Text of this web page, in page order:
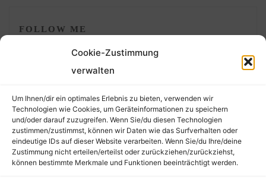
Cookie-Zustimmung
verwalten
Um Ihnen/dir ein optimales Erlebnis zu bieten, verwenden wir
Technologien wie Cookies, um Geräteinformationen zu speichern
und/oder darauf zuzugreifen. Wenn Sie/du diesen Technologien
zustimmen/zustimmst, können wir Daten wie das Surfverhalten oder
eindeutige IDs auf dieser Website verarbeiten. Wenn Sie/du Ihre/deine
Zustimmung nicht erteilen/erteilst oder zurückziehen/zurückziehst,
können bestimmte Merkmale und Funktionen beeinträchtigt werden.
FOLLOW ME
©2026 Der Transkribierer